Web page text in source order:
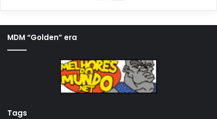
a
a
n
m
a
p
MDM “Golden” era
Tags